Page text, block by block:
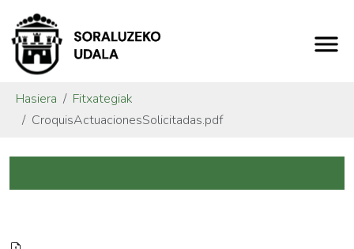
Hasiera
Fitxategiak
CroquisActuacionesSolicitadas.pdf